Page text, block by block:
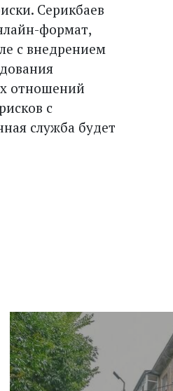
Серикбаев
формат,
с внедрением
отношений
с
служба будет